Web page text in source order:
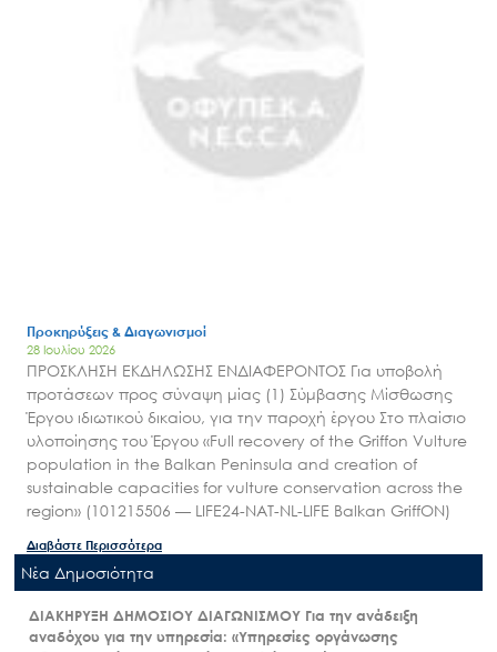
Προκηρύξεις & Διαγωνισμοί
28 Ιουλίου 2026
ΠΡΟΣΚΛΗΣΗ ΕΚΔΗΛΩΣΗΣ ΕΝΔΙΑΦΕΡΟΝΤΟΣ Για υποβολή
προτάσεων προς σύναψη μίας (1) Σύμβασης Μίσθωσης
Έργου ιδιωτικού δικαίου, για την παροχή έργου Στο πλαίσιο
υλοποίησης του Έργου «Full recovery of the Griffon Vulture
population in the Balkan Peninsula and creation of
sustainable capacities for vulture conservation across the
region» (101215506 — LIFE24-NAT-NL-LIFE Balkan GriffON)
Διαβάστε Περισσότερα
Nέα Δημοσιότητα
ΔΙΑΚΗΡΥΞΗ ΔΗΜΟΣΙΟΥ ΔΙΑΓΩΝΙΣΜΟΥ Για την ανάδειξη
αναδόχου για την υπηρεσία: «Υπηρεσίες οργάνωσης